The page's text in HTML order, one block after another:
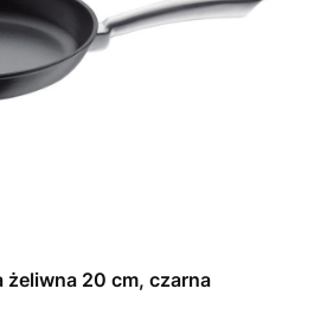
żeliwna 20 cm, czarna